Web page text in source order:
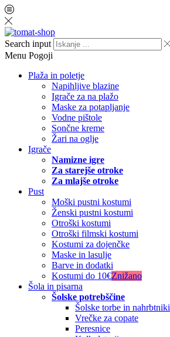
Search input
Menu Pogoji
Plaža in poletje
Napihljive blazine
Igrače za na plažo
Maske za potapljanje
Vodne pištole
Sončne kreme
Žari na oglje
Igrače
Namizne igre
Za starejše otroke
Za mlajše otroke
Pust
Moški pustni kostumi
Ženski pustni kostumi
Otroški kostumi
Otroški filmski kostumi
Kostumi za dojenčke
Maske in lasulje
Barve in dodatki
Kostumi do 10€Znižano
Šola in pisarna
Šolske potrebščine
Šolske torbe in nahrbtniki
Vrečke za copate
Peresnice